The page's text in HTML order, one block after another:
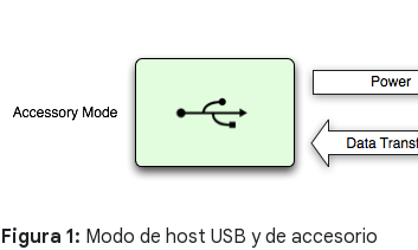
Figura 1: Modo de host USB y de accesorio